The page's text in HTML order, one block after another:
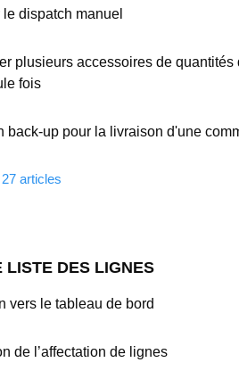
dispatch manuel
plusieurs accessoires de quantités
fois
back-up pour la livraison d'une
articles
LISTE DES LIGNES
vers le tableau de bord
de l’affectation de lignes